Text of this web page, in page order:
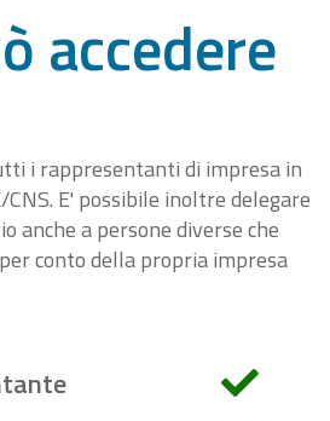
accedere
i rappresentanti di impresa in
CNS. E' possibile inoltre delegare
anche a persone diverse che
conto della propria impresa